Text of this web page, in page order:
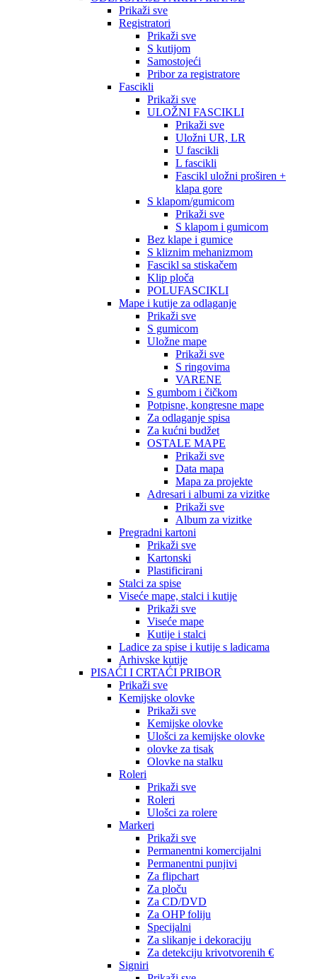
Prikaži sve
Registratori
Prikaži sve
S kutijom
Samostojeći
Pribor za registratore
Fascikli
Prikaži sve
ULOŽNI FASCIKLI
Prikaži sve
Uložni UR, LR
U fascikli
L fascikli
Fascikl uložni proširen +
klapa gore
S klapom/gumicom
Prikaži sve
S klapom i gumicom
Bez klape i gumice
S kliznim mehanizmom
Fascikl sa stiskačem
Klip ploča
POLUFASCIKLI
Mape i kutije za odlaganje
Prikaži sve
S gumicom
Uložne mape
Prikaži sve
S ringovima
VARENE
S gumbom i čičkom
Potpisne, kongresne mape
Za odlaganje spisa
Za kućni budžet
OSTALE MAPE
Prikaži sve
Data mapa
Mapa za projekte
Adresari i albumi za vizitke
Prikaži sve
Album za vizitke
Pregradni kartoni
Prikaži sve
Kartonski
Plastificirani
Stalci za spise
Viseće mape, stalci i kutije
Prikaži sve
Viseće mape
Kutije i stalci
Ladice za spise i kutije s ladicama
Arhivske kutije
PISAĆI I CRTAĆI PRIBOR
Prikaži sve
Kemijske olovke
Prikaži sve
Kemijske olovke
Ulošci za kemijske olovke
olovke za tisak
Olovke na stalku
Roleri
Prikaži sve
Roleri
Ulošci za rolere
Markeri
Prikaži sve
Permanentni komercijalni
Permanentni punjivi
Za flipchart
Za ploču
Za CD/DVD
Za OHP foliju
Specijalni
Za slikanje i dekoraciju
Za detekciju krivotvorenih €
Signiri